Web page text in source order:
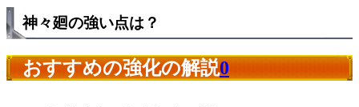
神々廻の強い点は？
おすすめの強化の解説0